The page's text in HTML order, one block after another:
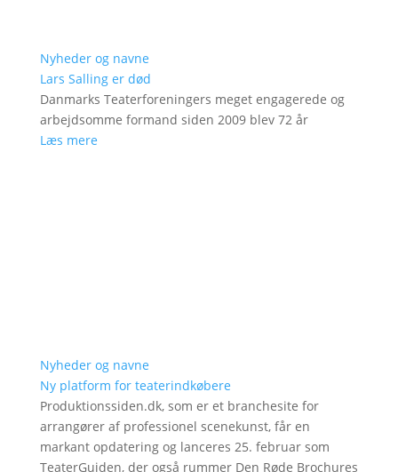
Nyheder og navne
Lars Salling er død
Danmarks Teaterforeningers meget engagerede og
arbejdsomme formand siden 2009 blev 72 år
Læs mere
Nyheder og navne
Ny platform for teaterindkøbere
Produktionssiden.dk, som er et branchesite for
arrangører af professionel scenekunst, får en
markant opdatering og lanceres 25. februar som
TeaterGuiden, der også rummer Den Røde Brochures